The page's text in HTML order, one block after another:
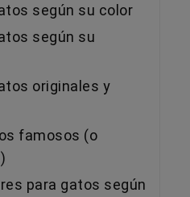
según su color
según su
originales y
famosos (o
para gatos según